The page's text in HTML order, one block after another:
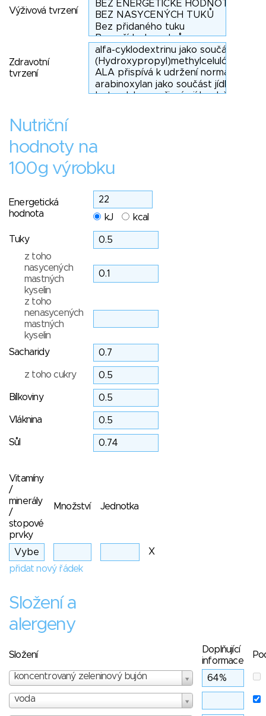
Výživová tvrzení
Zdravotní
tvrzení
Nutriční
hodnoty na
100g výrobku
Energetická
hodnota
kJ kcal
Tuky
z toho
nasycených
mastných
kyselin
z toho
nenasycených
mastných
kyselin
Sacharidy
z toho cukry
Bílkoviny
Vláknina
Sůl
Vitamíny
/
minerály
/
stopové
prvky
Množství Jednotka
X
přidat nový řádek
Složení a
alergeny
Složení
Doplňující
informace
koncentrovaný zeleninový bujón
voda